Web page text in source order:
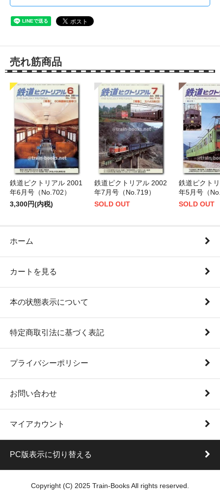
売れ筋商品
鉄道ピクトリアル 2001
年6月号（No.702）
3,300円(内税)
鉄道ピクトリアル 2002
年7月号（No.719）
SOLD OUT
鉄道ピクト
年5月号（
SOLD OUT
ホーム
カートを見る
本の状態表示について
特定商取引法に基づく表記
プライバシーポリシー
お問い合わせ
マイアカウント
PC版表示に切り替える
Copyright (C) 2025 Train-Books All rights reserved.